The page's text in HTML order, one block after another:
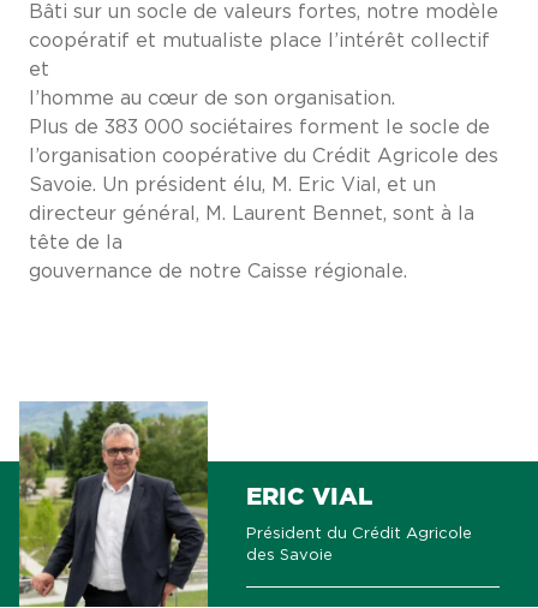
Bâti sur un socle de valeurs fortes, notre modèle
coopératif et mutualiste place l’intérêt collectif
et
l’homme au cœur de son organisation.
Plus de 383 000 sociétaires forment le socle de
l’organisation coopérative du Crédit Agricole des
Savoie. Un président élu, M. Eric Vial, et un
directeur général, M. Laurent Bennet, sont à la
tête de la
gouvernance de notre Caisse régionale.
ERIC VIAL
Président du Crédit Agricole
des Savoie